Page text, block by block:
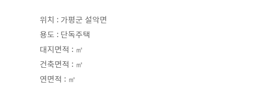
위치 : 가평군 설악면
용도 : 단독주택
대지면적 : ㎡
건축면적 : ㎡
연면적 : ㎡